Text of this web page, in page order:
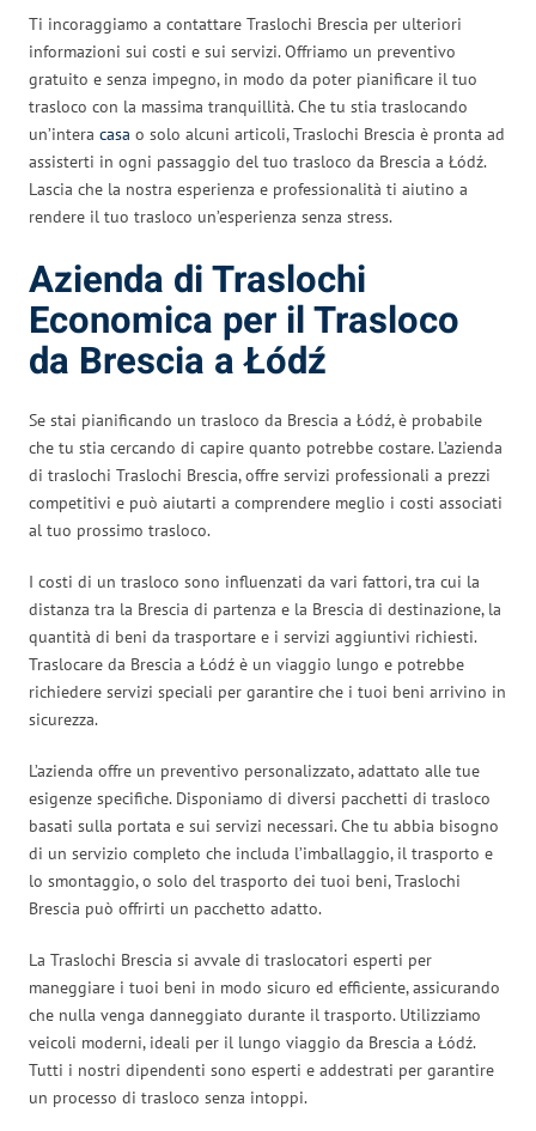
Ti incoraggiamo a contattare Traslochi Brescia per ulteriori
informazioni sui costi e sui servizi. Offriamo un preventivo
gratuito e senza impegno, in modo da poter pianificare il tuo
trasloco con la massima tranquillità. Che tu stia traslocando
un’intera casa o solo alcuni articoli, Traslochi Brescia è pronta ad
assisterti in ogni passaggio del tuo trasloco da Brescia a Łódź.
Lascia che la nostra esperienza e professionalità ti aiutino a
rendere il tuo trasloco un’esperienza senza stress.
Azienda di Traslochi
Economica per il Trasloco
da Brescia a Łódź
Se stai pianificando un trasloco da Brescia a Łódź, è probabile
che tu stia cercando di capire quanto potrebbe costare. L’azienda
di traslochi Traslochi Brescia, offre servizi professionali a prezzi
competitivi e può aiutarti a comprendere meglio i costi associati
al tuo prossimo trasloco.
I costi di un trasloco sono influenzati da vari fattori, tra cui la
distanza tra la Brescia di partenza e la Brescia di destinazione, la
quantità di beni da trasportare e i servizi aggiuntivi richiesti.
Traslocare da Brescia a Łódź è un viaggio lungo e potrebbe
richiedere servizi speciali per garantire che i tuoi beni arrivino in
sicurezza.
L’azienda offre un preventivo personalizzato, adattato alle tue
esigenze specifiche. Disponiamo di diversi pacchetti di trasloco
basati sulla portata e sui servizi necessari. Che tu abbia bisogno
di un servizio completo che includa l’imballaggio, il trasporto e
lo smontaggio, o solo del trasporto dei tuoi beni, Traslochi
Brescia può offrirti un pacchetto adatto.
La Traslochi Brescia si avvale di traslocatori esperti per
maneggiare i tuoi beni in modo sicuro ed efficiente, assicurando
che nulla venga danneggiato durante il trasporto. Utilizziamo
veicoli moderni, ideali per il lungo viaggio da Brescia a Łódź.
Tutti i nostri dipendenti sono esperti e addestrati per garantire
un processo di trasloco senza intoppi.